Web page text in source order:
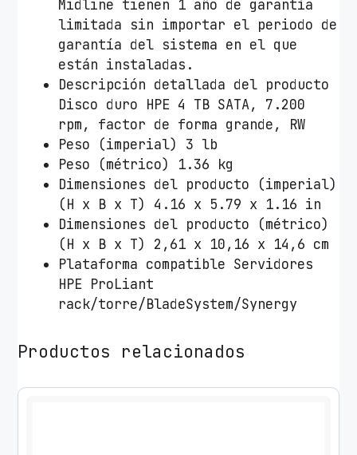
Midline tienen 1 año de garantía
limitada sin importar el periodo de
garantía del sistema en el que
están instaladas.
Descripción detallada del producto
Disco duro HPE 4 TB SATA, 7.200
rpm, factor de forma grande, RW
Peso (imperial) 3 lb
Peso (métrico) 1.36 kg
Dimensiones del producto (imperial)
(H x B x T) 4.16 x 5.79 x 1.16 in
Dimensiones del producto (métrico)
(H x B x T) 2,61 x 10,16 x 14,6 cm
Plataforma compatible Servidores
HPE ProLiant
rack/torre/BladeSystem/Synergy
Productos relacionados